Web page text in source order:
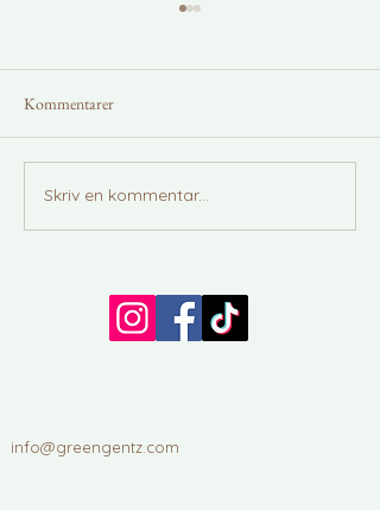
Kommentarer
Skriv en kommentar...
info@greengentz.com